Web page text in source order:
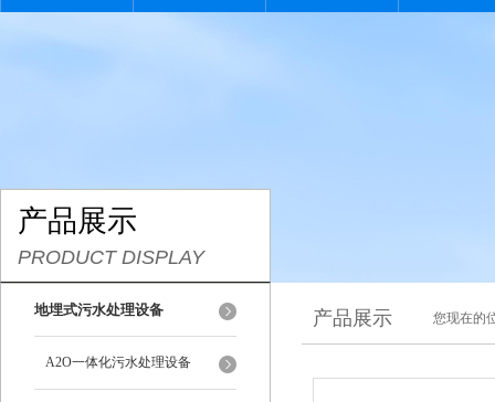
产品展示
PRODUCT DISPLAY
地埋式污水处理设备
A2O一体化污水处理设备
产品展示 您现在的